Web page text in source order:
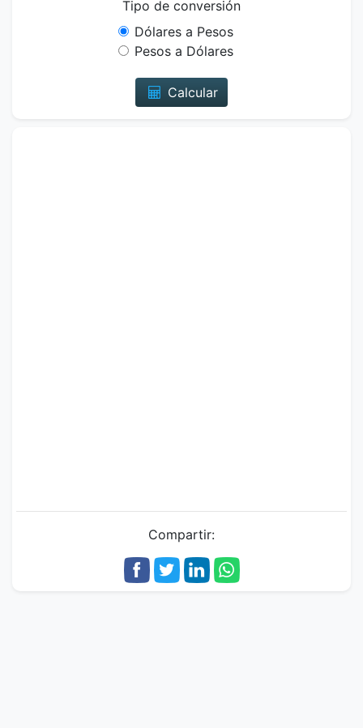
Tipo de conversión
Dólares a Pesos
Pesos a Dólares
Calcular
Compartir: